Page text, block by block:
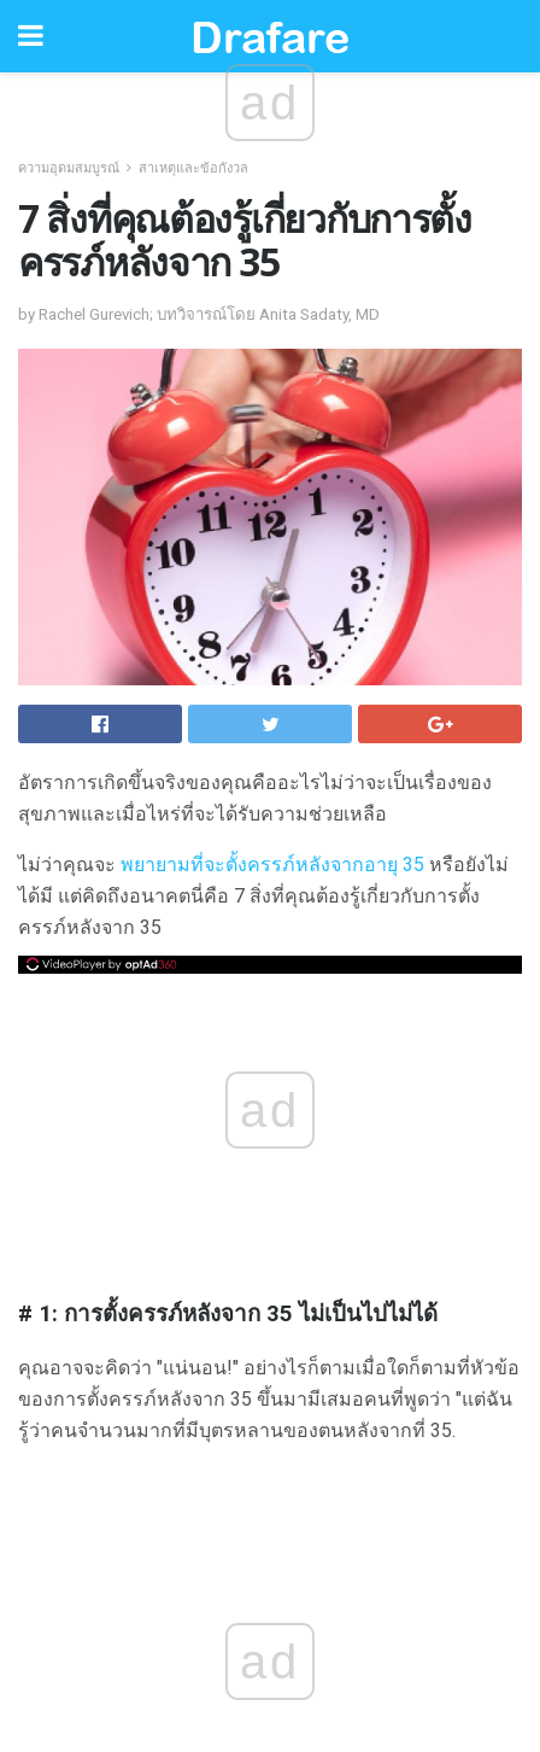
ad
ความอุดมสมบูรณ์ สาเหตุและข้อกังวล
7 สิ่งที่คุณต้องรู้เกี่ยวกับการตั้ง
ครรภ์หลังจาก 35
by Rachel Gurevich; บทวิจารณ์โดย Anita Sadaty, MD
อัตราการเกิดขึ้นจริงของคุณคืออะไรไม่ว่าจะเป็นเรื่องของ
สุขภาพและเมื่อไหร่ที่จะได้รับความช่วยเหลือ
ไม่ว่าคุณจะ พยายามที่จะตั้งครรภ์หลังจากอายุ 35 หรือยังไม่
ได้มี แต่คิดถึงอนาคตนี่คือ 7 สิ่งที่คุณต้องรู้เกี่ยวกับการตั้ง
ครรภ์หลังจาก 35
ad
# 1: การตั้งครรภ์หลังจาก 35 ไม่เป็นไปไม่ได้
คุณอาจจะคิดว่า "แน่นอน!" อย่างไรก็ตามเมื่อใดก็ตามที่หัวข้อ
ของการตั้งครรภ์หลังจาก 35 ขึ้นมามีเสมอคนที่พูดว่า "แต่ฉัน
รู้ว่าคนจำนวนมากที่มีบุตรหลานของตนหลังจากที่ 35.
ad